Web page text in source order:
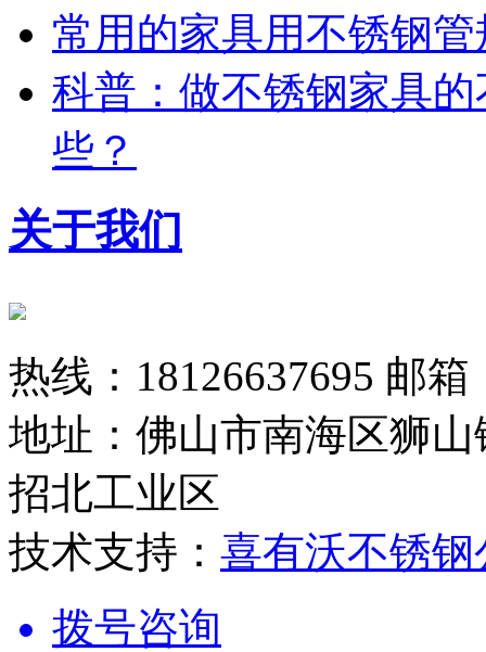
常用的家具用不锈钢
科普：做不锈钢家具
些？
关于我们
热线：18126637695 邮箱
地址：佛山市南海区狮
招北工业区
技术支持： 喜有沃不锈钢
拨号咨询